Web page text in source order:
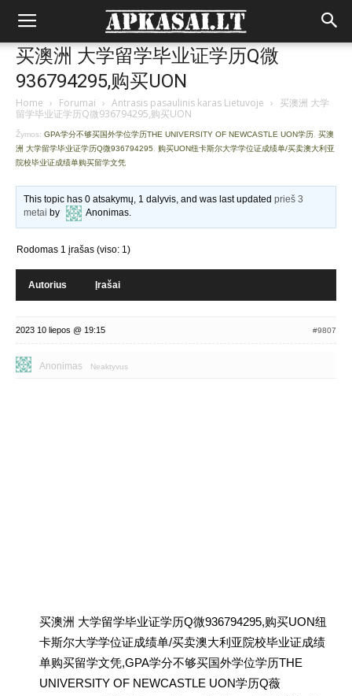
买澳洲 大学留学毕业证学历Q微
936794295,购买UON
Home › Forumai › Antrasis pasaulinis karas Lietuvoje › 买澳洲 大学
留学毕业证学历Q微936794295,购买UON
Žymos: GPA学分不够买国外学位学历THE UNIVERSITY OF NEWCASTLE UON学历 买澳
洲 大学留学毕业证学历Q微936794295
购买UON纽卡斯尔大学学位证成绩单/买卖澳大利亚
院校毕业证成绩单购买留学文凭
This topic has 0 atsakymų, 1 dalyvis, and was last updatedprieš 3
metai by Anonimas.
Rodomas 1 įrašas (viso: 1)
Autorius Įrašai
2023 10 liepos @ 19:15 #9807
Anonimas Neaktyvus
买澳洲 大学留学毕业证学历Q微936794295,购买UON纽
卡斯尔大学学位证成绩单/买卖澳大利亚院校毕业证成绩
单购买留学文凭,GPA学分不够买国外学位学历THE
UNIVERSITY OF NEWCASTLE UON学历Q薇